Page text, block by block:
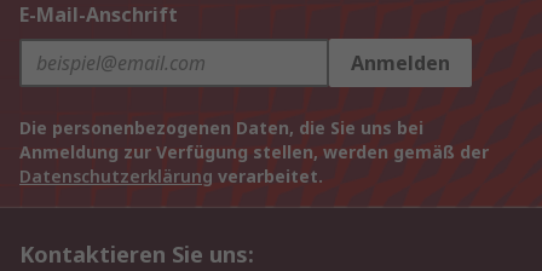
E-Mail-Anschrift
Anmelden
Die personenbezogenen Daten, die Sie uns bei
Anmeldung zur Verfügung stellen, werden gemäß der
Datenschutzerklärung verarbeitet.
Kontaktieren Sie uns: